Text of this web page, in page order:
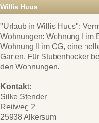
Willis Huus
"Urlaub in Willis Huus":
Wohnungen: Wohnung I im
Wohnung II im OG, eine
Garten. Für Stubenhocker
den Wohnungen.
Kontakt:
Silke Stender
Reitweg 2
25938 Alkersum